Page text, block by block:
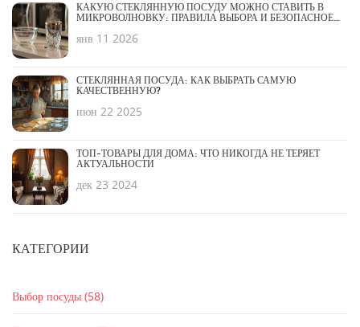
КАКУЮ СТЕКЛЯННУЮ ПОСУДУ МОЖНО СТАВИТЬ В
МИКРОВОЛНОВКУ: ПРАВИЛА ВЫБОРА И БЕЗОПАСНОЕ
янв 11 2026
СТЕКЛЯННАЯ ПОСУДА: КАК ВЫБРАТЬ САМУЮ
КАЧЕСТВЕННУЮ?
июн 22 2025
ТОП-ТОВАРЫ ДЛЯ ДОМА: ЧТО НИКОГДА НЕ ТЕРЯЕТ
АКТУАЛЬНОСТИ
дек 23 2024
КАТЕГОРИИ
Выбор посуды (58)